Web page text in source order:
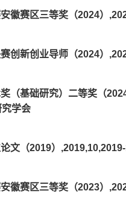
徽赛区三等奖（2024）
创新创业导师（2024）
（基础研究）二等奖（
学会
文（2019）
徽赛区三等奖（2023）